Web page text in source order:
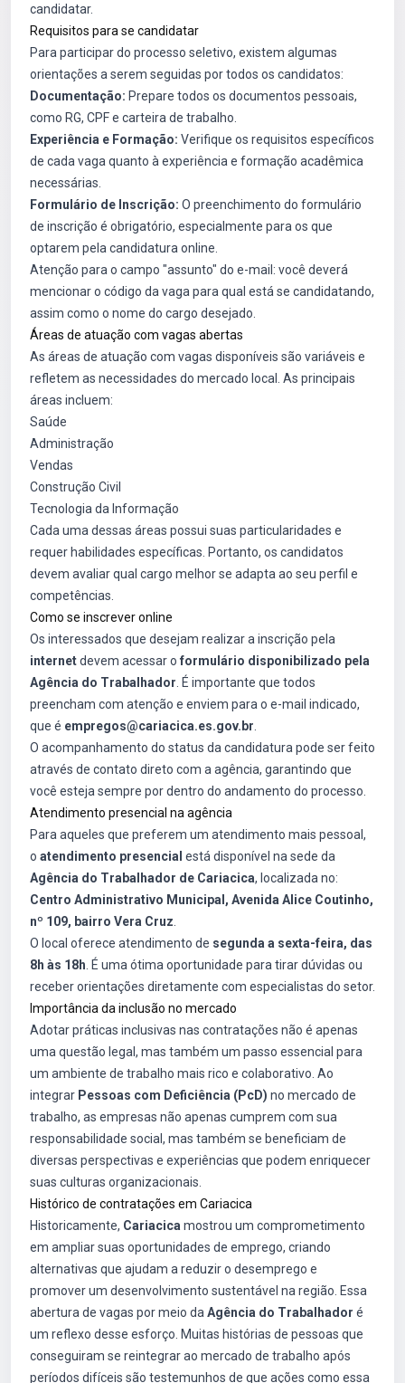
candidatar.
Requisitos para se candidatar
Para participar do processo seletivo, existem algumas
orientações a serem seguidas por todos os candidatos:
Documentação: Prepare todos os documentos pessoais,
como RG, CPF e carteira de trabalho.
Experiência e Formação: Verifique os requisitos específicos
de cada vaga quanto à experiência e formação acadêmica
necessárias.
Formulário de Inscrição: O preenchimento do formulário
de inscrição é obrigatório, especialmente para os que
optarem pela candidatura online.
Atenção para o campo "assunto" do e-mail: você deverá
mencionar o código da vaga para qual está se candidatando,
assim como o nome do cargo desejado.
Áreas de atuação com vagas abertas
As áreas de atuação com vagas disponíveis são variáveis e
refletem as necessidades do mercado local. As principais
áreas incluem:
Saúde
Administração
Vendas
Construção Civil
Tecnologia da Informação
Cada uma dessas áreas possui suas particularidades e
requer habilidades específicas. Portanto, os candidatos
devem avaliar qual cargo melhor se adapta ao seu perfil e
competências.
Como se inscrever online
Os interessados que desejam realizar a inscrição pela
internetdevem acessar o formulário disponibilizado pela
Agência do Trabalhador . É importante que todos
preencham com atenção e enviem para o e-mail indicado,
que é empregos@cariacica.es.gov.br
O acompanhamento do status da candidatura pode ser feito
através de contato direto com a agência, garantindo que
você esteja sempre por dentro do andamento do processo.
Atendimento presencial na agência
Para aqueles que preferem um atendimento mais pessoal,
o atendimento presencial está disponível na sede da
Agência do Trabalhador de Cariacica, localizada no:
Centro Administrativo Municipal, Avenida Alice Coutinho,
nº 109, bairro Vera Cruz
O local oferece atendimento de segunda a sexta-feira, das
8h às 18h . É uma ótima oportunidade para tirar dúvidas ou
receber orientações diretamente com especialistas do setor.
Importância da inclusão no mercado
Adotar práticas inclusivas nas contratações não é apenas
uma questão legal, mas também um passo essencial para
um ambiente de trabalho mais rico e colaborativo. Ao
integrar Pessoas com Deficiência (PcD) no mercado de
trabalho, as empresas não apenas cumprem com sua
responsabilidade social, mas também se beneficiam de
diversas perspectivas e experiências que podem enriquecer
suas culturas organizacionais.
Histórico de contratações em Cariacica
Historicamente, Cariacica mostrou um comprometimento
em ampliar suas oportunidades de emprego, criando
alternativas que ajudam a reduzir o desemprego e
promover um desenvolvimento sustentável na região. Essa
abertura de vagas por meio da Agência do Trabalhador é
um reflexo desse esforço. Muitas histórias de pessoas que
conseguiram se reintegrar ao mercado de trabalho após
períodos difíceis são testemunhos de que ações como essa